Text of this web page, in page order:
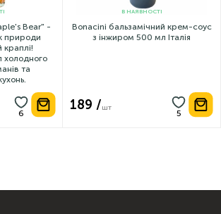
Bear" -
природи
краплі!
холодного
та
В НАЯВНОСТІ
Bonacini бальзамічний крем-соус
з інжиром 500 мл Італія
189 /шт